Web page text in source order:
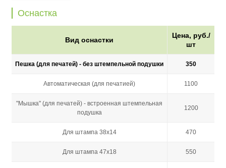
Оснастка
Вид оснастки
Цена, руб./
шт
Пешка (для печатей) - без штемпельной подушки 350
Автоматическая (для печатией) 1100
"Мышка" (для печатей) - встроенная штемпельная
подушка
1200
Для штампа 38х14 470
Для штампа 47х18 550